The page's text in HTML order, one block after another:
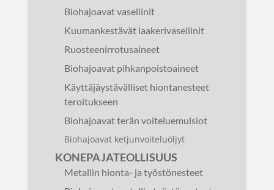
Biohajoavat vaseliinit
Kuumankestävät laakerivaseliinit
Ruosteenirrotusaineet
Biohajoavat pihkanpoistoaineet
Käyttäjäystävälliset hiontanesteet
teroitukseen
Biohajoavat terän voiteluemulsiot
Biohajoavat ketjunvoiteluöljyt
KONEPAJATEOLLISUUS
Metallin hionta- ja työstönesteet